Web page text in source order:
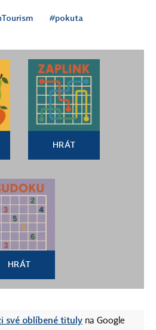
#pokuta
HRÁT
HRÁT
své oblíbené tituly na Google